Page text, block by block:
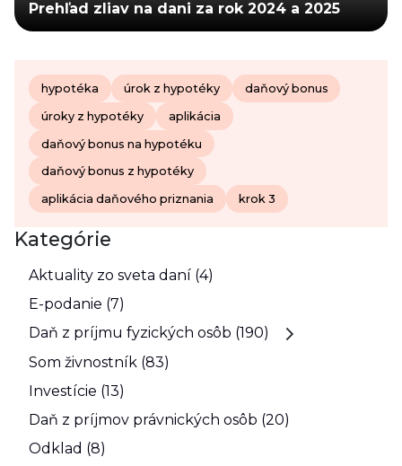
Prehľad zliav na dani za rok 2024 a 2025
hypotéka úrok z hypotéky daňový bonus
úroky z hypotéky aplikácia
daňový bonus na hypotéku
daňový bonus z hypotéky
aplikácia daňového priznania krok 3
Kategórie
Aktuality zo sveta daní (4)
E-podanie (7)
Daň z príjmu fyzických osôb (190)
Som živnostník (83)
Investície (13)
Daň z príjmov právnických osôb (20)
Odklad (8)